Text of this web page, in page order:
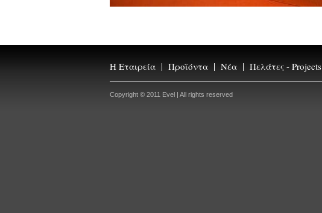
Η Εταιρεία Προϊόντα Νέα Πελάτες - Projects
Copyright © 2011 Evel | All rights reserved